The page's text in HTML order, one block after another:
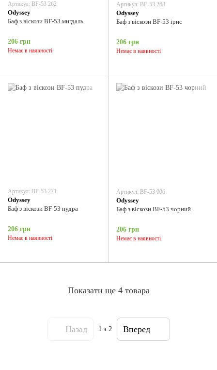
Артикул: BF-53 262
Odyssey
Баф з віскози BF-53 мигдаль
206 грн
Немає в наявності
Артикул: BF-53 268
Odyssey
Баф з віскози BF-53 ірис
206 грн
Немає в наявності
Артикул: BF-53 271
Odyssey
Баф з віскози BF-53 пудра
206 грн
Немає в наявності
Артикул: BF-53 006
Odyssey
Баф з віскози BF-53 чорний
206 грн
Немає в наявності
Показати ще 4 товара
Назад 1 з 2 Вперед